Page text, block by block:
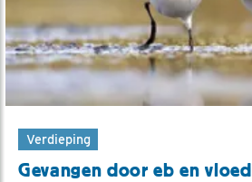
Verdieping
Gevangen door eb en vloed